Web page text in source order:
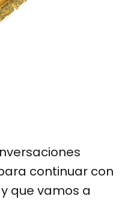
continuar con
que vamos a